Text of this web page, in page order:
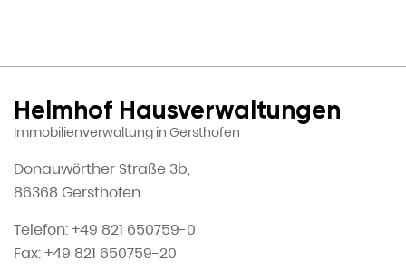
Helmhof Hausverwaltungen
Immobilienverwaltung in Gersthofen
Donauwörther Straße 3b,
86368 Gersthofen
Telefon: +49 821 650759-0
Fax: +49 821 650759-20